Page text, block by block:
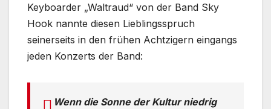
Keyboarder „Waltraud“ von der Band Sky
Hook nannte diesen Lieblingsspruch
seinerseits in den frühen Achtzigern eingangs
jeden Konzerts der Band:
Wenn die Sonne der Kultur niedrig